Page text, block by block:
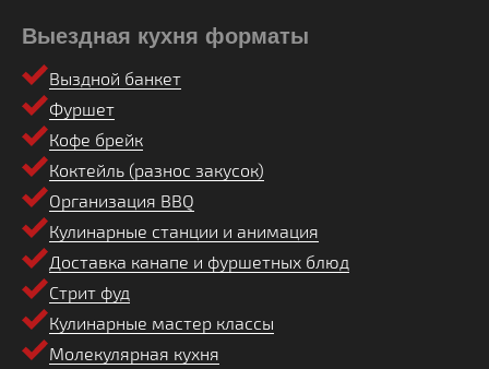
Выездная кухня форматы
Выздной банкет
Фуршет
Кофе брейк
Коктейль (разнос закусок)
Организация BBQ
Кулинарные станции и анимация
Доставка канапе и фуршетных блюд
Стрит фуд
Кулинарные мастер классы
Молекулярная кухня